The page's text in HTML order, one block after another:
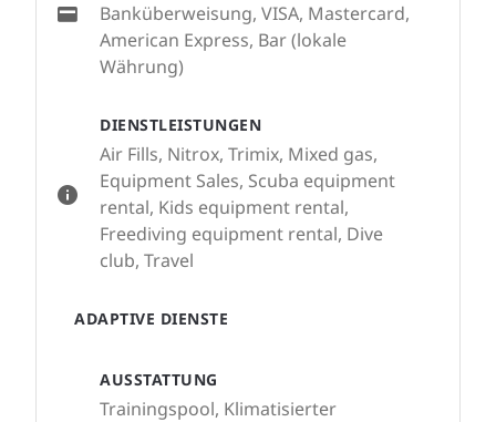
DIENSTLEISTUNGEN
Air Fills, Nitrox, Trimix, Mixed gas,
Equipment Sales, Scuba equipment
rental, Kids equipment rental,
Freediving equipment rental, Dive
club, Travel
ADAPTIVE DIENSTE
AUSSTATTUNG
Trainingspool, Klimatisierter
Banküberweisung, VISA, Mastercard,
American Express, Bar (lokale
Währung)